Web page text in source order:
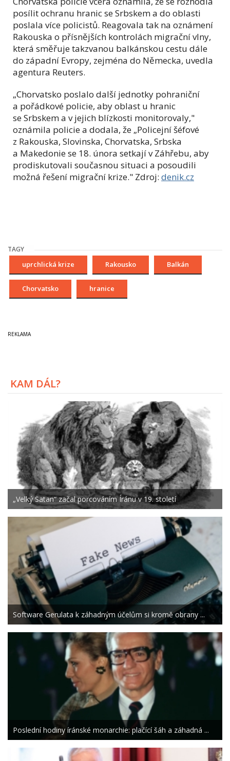
posílit ochranu hranic se Srbskem a do oblasti
poslala více policistů. Reagovala tak na oznámení
Rakouska o přísnějších kontrolách migrační vlny,
která směřuje takzvanou balkánskou cestu dále
do západní Evropy, zejména do Německa, uvedla
agentura Reuters.
„Chorvatsko poslalo další jednotky pohraniční
a pořádkové policie, aby oblast u hranic
se Srbskem a v jejich blízkosti monitorovaly,"
oznámila policie a dodala, že „Policejní šéfové
z Rakouska, Slovinska, Chorvatska, Srbska
a Makedonie se 18. února setkají v Záhřebu, aby
prodiskutovali současnou situaci a posoudili
možná řešení migrační krize." Zdroj: denik.cz
TAGY
uprchlická krize Rakousko Balkán
Chorvatsko hranice
KAM DÁL?
„Velký Satan“ začal porcováním Íránu v 19. století
Software Gerulata k záhadným účelům si kromě obrany ...
Poslední hodiny íránské monarchie: plačící šáh a záhadná ...